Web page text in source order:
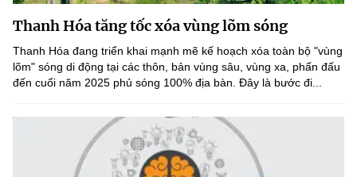
Thanh Hóa tăng tốc xóa vùng lõm sóng
Thanh Hóa đang triển khai mạnh mẽ kế hoạch xóa toàn bộ "vùng
lõm" sóng di động tại các thôn, bản vùng sâu, vùng xa, phấn đấu
đến cuối năm 2025 phủ sóng 100% địa bàn. Đây là bước đi...